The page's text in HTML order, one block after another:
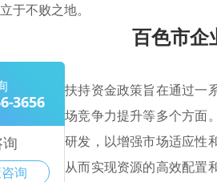
于不败之地。
百色市企
市的企业扶持资金政策旨在通过一
业升级和市场竞争力提升等多个方
术领域的研发，以增强市场适应性
成合力，从而实现资源的高效配置
3656
询